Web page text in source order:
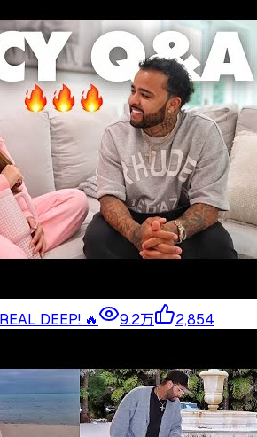
DEEP! 🔥 9.2万 2,854